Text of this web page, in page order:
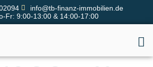
info@tb-finanz-immobilien.de
Fr: 9:00-13:00 & 14:00-17:00